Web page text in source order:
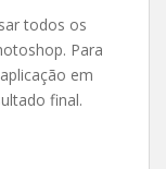
todos os
Para
em
final.